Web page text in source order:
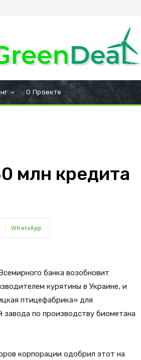
О Проекте
млн кредита
WhatsApp
банка возобновит
курятины в Украине, и
птицефабрика» для
по производству биометана
корпорации одобрил этот на